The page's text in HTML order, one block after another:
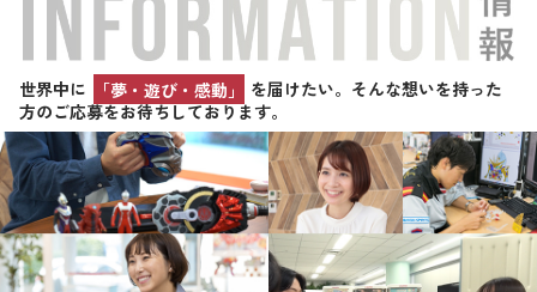
世界中に 「夢・遊び・感動」
を届けたい。そんな想いを持った
方のご応募をお待ちしております。